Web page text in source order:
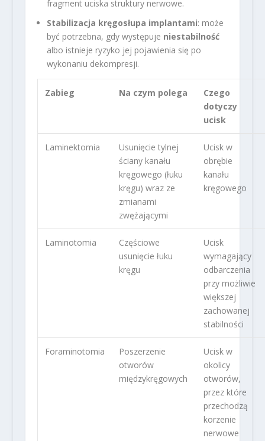
fragment uciska struktury nerwowe.
Stabilizacja kręgosłupa implantami: może
być potrzebna, gdy występuje niestabilność
albo istnieje ryzyko jej pojawienia się po
wykonaniu dekompresji.
Zabieg Na czym polega
Czego
dotyczy
ucisk
Laminektomia
Usunięcie tylnej
ściany kanału
kręgowego (łuku
kręgu) wraz ze
zmianami
zwężającymi
Ucisk w
obrębie
kanału
kręgowego
Laminotomia
Częściowe
usunięcie łuku
kręgu
Ucisk
wymagający
odbarczenia
przy możliwie
większej
zachowanej
stabilności
Foraminotomia
Poszerzenie
otworów
międzykręgowych
Ucisk w
okolicy
otworów,
przez które
przechodzą
korzenie
nerwowe